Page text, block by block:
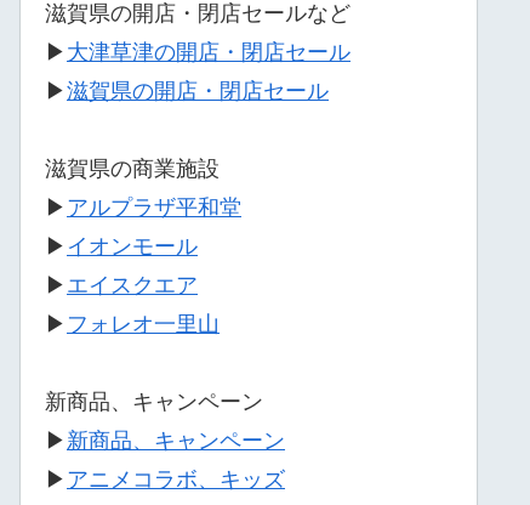
滋賀県の開店・閉店セールなど
▶ 大津草津の開店・閉店セール
▶滋賀県の開店・閉店セール
滋賀県の商業施設
▶ アルプラザ平和堂
▶ イオンモール
▶ エイスクエア
▶ フォレオ一里山
新商品、キャンペーン
▶ 新商品、キャンペーン
▶ アニメコラボ、キッズ